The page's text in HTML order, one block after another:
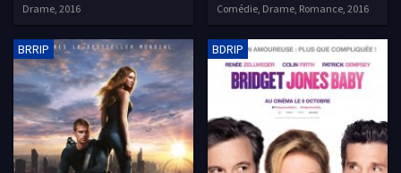
Drame, 2016 Comédie, Drame, Romance, 2016
BRRIP BDRIP